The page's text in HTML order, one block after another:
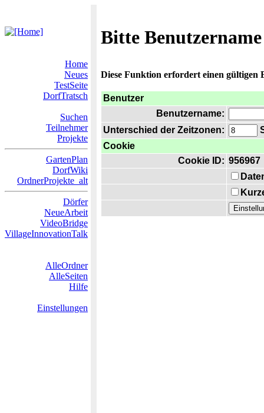
Bitte
Home
Neues
TestSeite
DorfTratsch
Suchen
Teilnehmer
Projekte
GartenPlan
DorfWiki
OrdnerProjekte_alt
Dörfer
NeueArbeit
VideoBridge
VillageInnovationTalk
AlleOrdner
AlleSeiten
Hilfe
Einstellungen
Diese Funktion erfordert einen gültigen
Benutzer
Benutzername:
Unterschied der Zeitzonen:
Cookie
Cookie ID: 956967